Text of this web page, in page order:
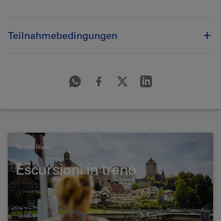
Teilnahmebedingungen
Tempo libero
Escursioni in treno